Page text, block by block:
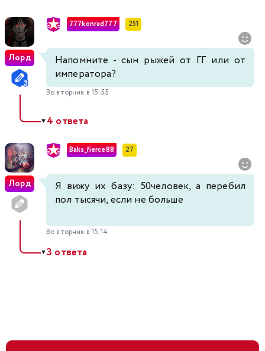
Лорд
777konrad777 251
Напомните - сын рыжей от ГГ или от
императора?
Во вторник в 15:55
▼4 ответа
Лорд
Baks_fierce88 27
Я вижу их базу: 50человек, а перебил
пол тысячи, если не больше
Во вторник в 15:14
▼3 ответа